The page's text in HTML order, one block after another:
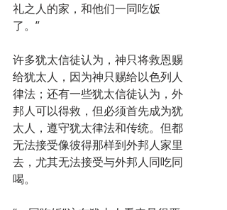
礼之人的家，和他们一同吃饭
了。”
许多犹太信徒认为，神只将救恩赐
给犹太人，因为神只赐给以色列人
律法；还有一些犹太信徒认为，外
邦人可以得救，但必须首先成为犹
太人，遵守犹太律法和传统。但都
无法接受像彼得那样到外邦人家里
去，尤其无法接受与外邦人同吃同
喝。